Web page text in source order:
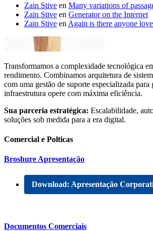
Zain Stive en Many variations of
Zain Stive en Generator on the Internet
Zain Stive en Again is there anyone
Transformamos a complexidade tecnológica
rendimento. Combinamos arquitetura de
com uma gestão de suporte especializada para
infraestrutura opere com máxima eficiência.
Sua parceria estratégica: Escalabilidade,
soluções sob medida para a era digital.
Comercial e Polticas
Broshure Apresentação
Download: Apresentação
Documentos Comerciais